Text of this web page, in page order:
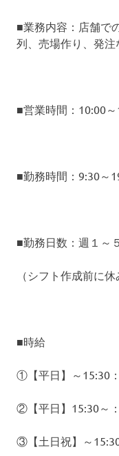
■業務内容：店舗で
列、売場作り、発
■営業時間：10:00
■勤務時間：9:30～
■勤務日数：週１～
（シフト作成前に休
■時給
①【平日】～15:30
②【平日】15:30～
③【土日祝】～